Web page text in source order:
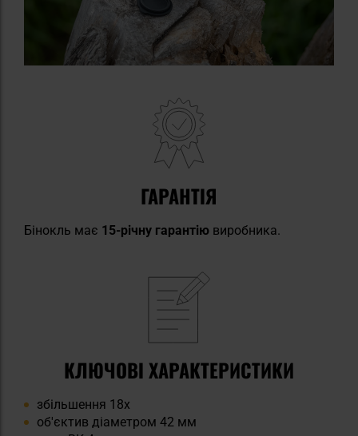
ГАРАНТІЯ
Бінокль має 15-річну гарантію виробника.
КЛЮЧОВІ ХАРАКТЕРИСТИКИ
збільшення 18x
об'єктив діаметром 42 мм